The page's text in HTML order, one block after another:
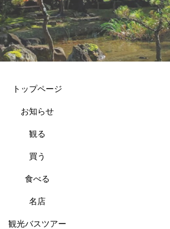
トップページ
お知らせ
観る
買う
食べる
名店
観光バスツアー